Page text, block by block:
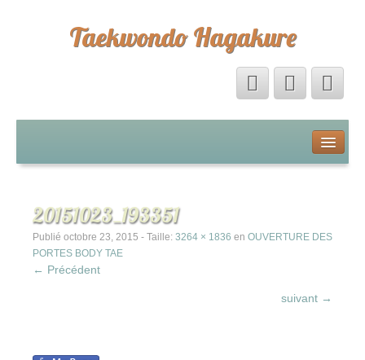
Taekwondo Hagakure
Forum
Calendrier
20151023_193351
Publié octobre 23, 2015 - Taille: 3264 × 1836 en OUVERTURE DES
PORTES BODY TAE
← Précédent
suivant →